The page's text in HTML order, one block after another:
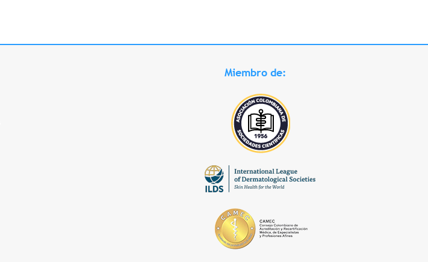
Miembro de: